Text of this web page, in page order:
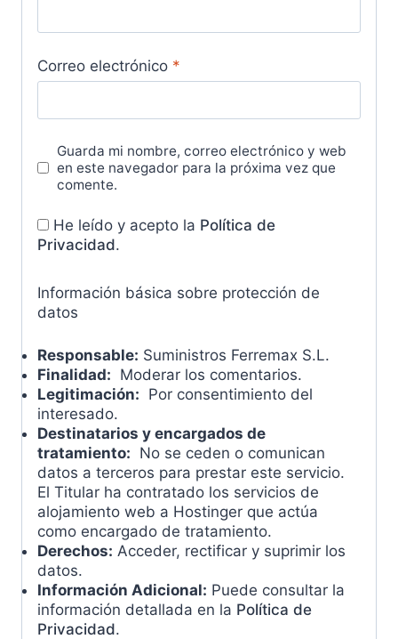
Correo electrónico *
Guarda mi nombre, correo electrónico y web
en este navegador para la próxima vez que
comente.
He leído y acepto la Política de
Privacidad.
Información básica sobre protección de
datos
Responsable: Suministros Ferremax S.L.
Finalidad: Moderar los comentarios.
Legitimación: Por consentimiento del
interesado.
Destinatarios y encargados de
tratamiento: No se ceden o comunican
datos a terceros para prestar este servicio.
El Titular ha contratado los servicios de
alojamiento web a Hostinger que actúa
como encargado de tratamiento.
Derechos: Acceder, rectificar y suprimir los
datos.
Información Adicional: Puede consultar la
información detallada en la Política de
Privacidad.